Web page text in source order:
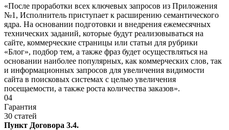
«После проработки всех ключевых запросов из Приложения
№1, Исполнитель приступает к расширению семантического
ядра. На основании подготовки и внедрения ежемесячных
технических заданий, которые будут реализовываться на
сайте, коммерческие страницы или статьи для рубрики
«Блог», подбор тем, а также фраз будет осуществляться на
основании наиболее популярных, как коммерческих слов, так
и информационных запросов для увеличения видимости
сайта в поисковых системах с целью увеличения
посещаемости, а также роста количества заказов».
04
Гарантия
30 статей
Пункт Договора 3.4.